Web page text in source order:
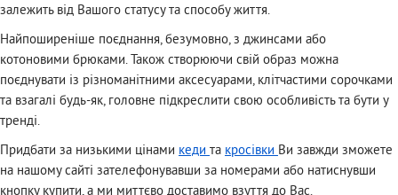
залежить від Вашого статусу та способу життя.
Найпоширеніше поєднання, безумовно, з джинсами або
котоновими брюками. Також створюючи свій образ можна
поєднувати із різноманітними аксесуарами, клітчастими сорочками
та взагалі будь-як, головне підкреслити свою особливість та бути у
тренді.
Придбати за низькими цінами кеди та кросівки Ви завжди зможете
на нашому сайті зателефонувавши за номерами або натиснувши
кнопку купити, а ми миттєво доставимо взуття до Вас.